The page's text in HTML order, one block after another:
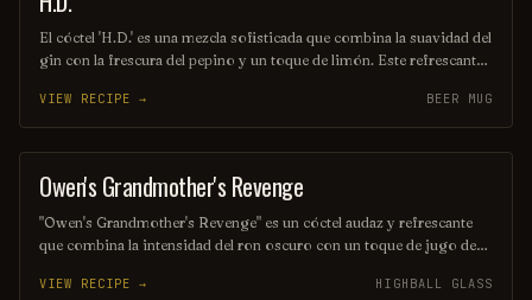
El cóctel 'H.D.' es una mezcla sofisticada que combina la suavidad del
gin con la frescura del pepino y un toque de limón. Este refrescante
pepino, ofreciendo una experiencia única y revitalizante. Ideal para
disfrutar en una tarde soleada o en una velada especial.
VIEW RECIPE → BEER MUG
ORDINARY DRINK
Owen's Grandmother's Revenge
"Owen's Grandmother's Revenge" es un cóctel audaz y refrescante
que combina la intensidad del ron oscuro con un toque de jugo de
recuerdos de la abuela, con un sabor que es tanto nostálgico como
VIEW RECIPE → HIGHBALL GLASS